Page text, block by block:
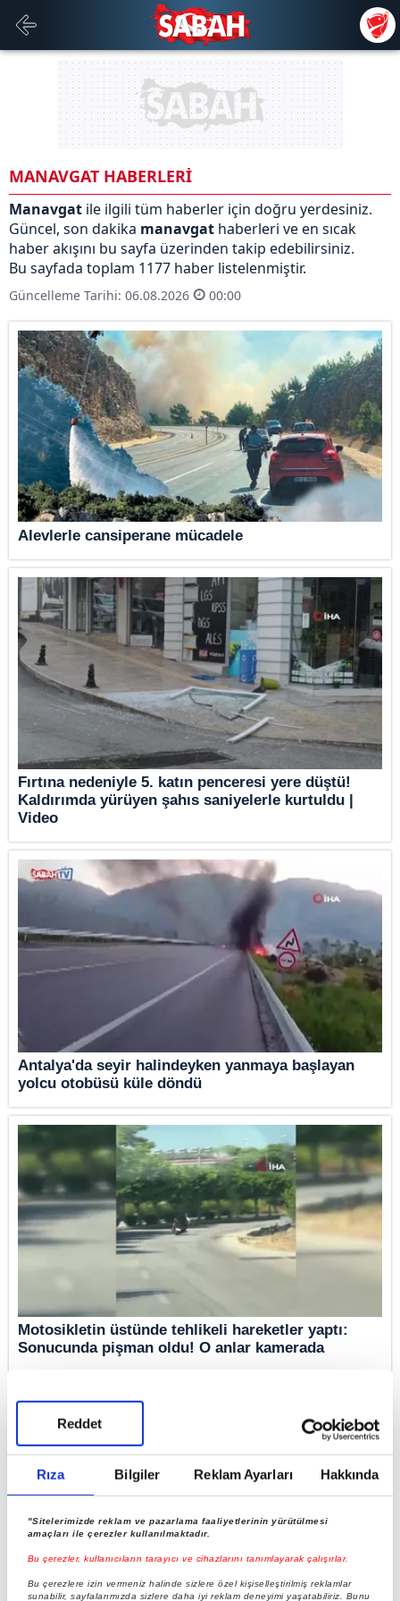
Rıza Bilgiler Reklam Ayarları Hakkında
"Sitelerimizde reklam ve pazarlama faaliyetlerinin yürütülmesi
amaçları ile çerezler kullanılmaktadır.
Bu çerezler, kullanıcıların tarayıcı ve cihazlarını tanımlayarak çalışırlar.
Bu çerezlere izin vermeniz halinde sizlere özel kişiselleştirilmiş reklamlar
sunabilir, sayfalarımızda sizlere daha iyi reklam deneyimi yaşatabiliriz. Bunu
Reddet
MANAVGAT HABERLERİ
Manavgat ile ilgili tüm haberler için doğru yerdesiniz.
Güncel, son dakika manavgat haberleri ve en sıcak
haber akışını bu sayfa üzerinden takip edebilirsiniz.
Bu sayfada toplam 1177 haber listelenmiştir.
Güncelleme Tarihi: 06.08.2026 00:00
Alevlerle cansiperane mücadele
Fırtına nedeniyle 5. katın penceresi yere düştü!
Kaldırımda yürüyen şahıs saniyelerle kurtuldu |
Video
Antalya'da seyir halindeyken yanmaya başlayan
yolcu otobüsü küle döndü
Motosikletin üstünde tehlikeli hareketler yaptı:
Sonucunda pişman oldu! O anlar kamerada
Otomobil çarptı, motosikletiyle birlikte böyle